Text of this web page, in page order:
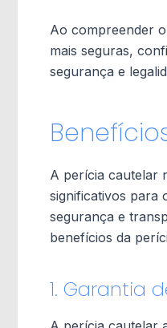
Ao compreender
mais seguras,
segurança e
A perícia cautelar
significativos para
segurança e
benefícios da
1. Garantia